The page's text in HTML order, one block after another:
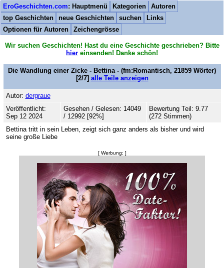
EroGeschichten.com: Hauptmenü Kategorien
Autoren
top Geschichten
neue Geschichten suchen
Links
Optionen für Autoren
Zeichengrösse
Wir suchen Geschichten! Hast du eine Geschichte geschrieben? Bitte
hier einsenden! Danke schön!
Die Wandlung einer Zicke - Bettina - (fm:Romantisch, 21859 Wörter)
[2/7] alle Teile anzeigen
Autor: dergraue
Veröffentlicht:
Sep 12 2024
Gesehen / Gelesen: 14049
/ 12992 [92%]
Bewertung Teil: 9.77
(272 Stimmen)
Bettina tritt in sein Leben, zeigt sich ganz anders als bisher und wird
seine große Liebe
[ Werbung: ]